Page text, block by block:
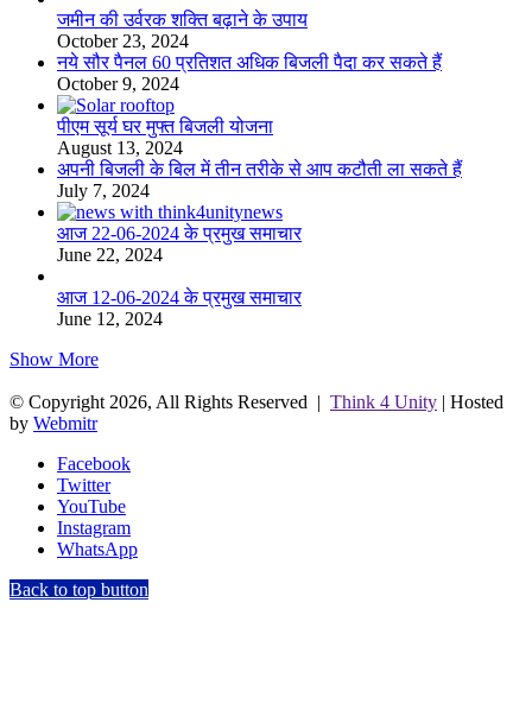
जमीन की उर्वरक शक्ति बढ़ाने के उपाय
October 23, 2024
नये सौर पैनल 60 प्रतिशत अधिक बिजली पैदा कर सकते हैं
October 9, 2024
पीएम सूर्य घर मुफ्त बिजली योजना
August 13, 2024
अपनी बिजली के बिल में तीन तरीके से आप कटौती ला सकते हैं
July 7, 2024
आज 22-06-2024 के प्रमुख समाचार
June 22, 2024
आज 12-06-2024 के प्रमुख समाचार
June 12, 2024
Show More
© Copyright 2026, All Rights Reserved | Think 4 Unity | Hosted
by Webmitr
Facebook
Twitter
YouTube
Instagram
WhatsApp
Back to top button